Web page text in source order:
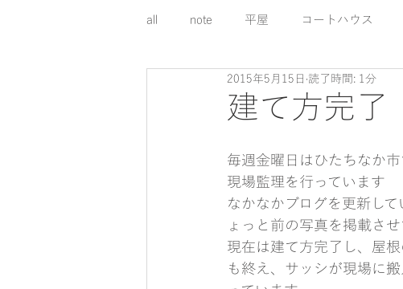
all note 平屋 コートハウス
料理 コスト 展示会
建て方完了
2015年5月15日 読了時間: 1分
毎週金曜日はひたちなか
現場監理を行っています
なかなかブログを更新し
ょっと前の写真を掲載さ
現在は建て方完了し、屋
も終え、サッシが現場に